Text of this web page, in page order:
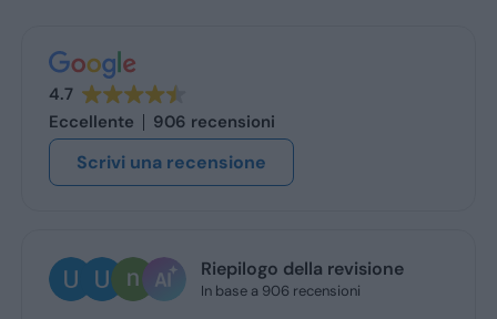
4.7
Eccellente
906 recensioni
Scrivi una recensione
della revisione
base a 906 recensioni
Ugo Brescia